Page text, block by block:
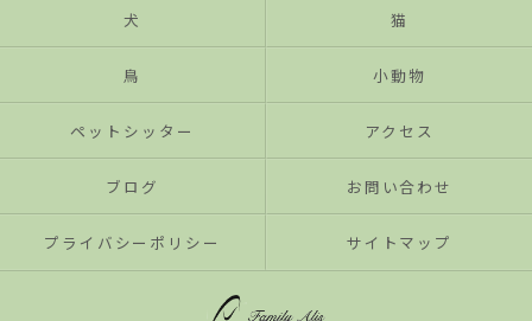
犬 猫
鳥 小動物
ペットシッター アクセス
ブログ お問い合わせ
プライバシーポリシー サイトマップ